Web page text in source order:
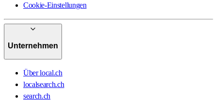
Cookie-Einstellungen
Unternehmen
Über local.ch
localsearch.ch
search.ch